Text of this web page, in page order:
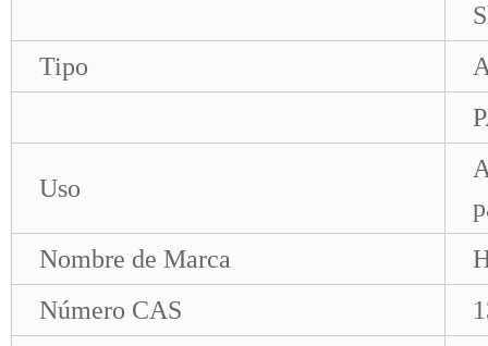
Tipo
Uso
Nombre de Marca
Número CAS